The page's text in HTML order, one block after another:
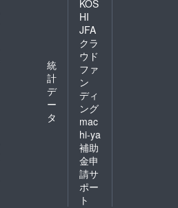
統
計
デ
ー
タ
KOS
HI
JFA
クラ
ウド
ファ
ン
ディ
ング
mac
hi-ya
補助
金申
請サ
ポー
ト